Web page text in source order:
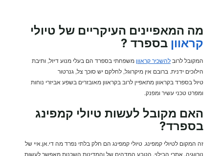
מה המאפיינים העיקריים של טיולי
קראוון בספרד ?
המקובל לרובלהשכיר קראוון משפחתי בספרד הם בעלי מנוע דיזל, ותיבת
הילוכים ידנית. ברובם אין מיקרוגל, לחלקם יש סוכך צל, גנרטור
טיול בספרד בקראוון מתאפיין לרוב בקראוון מאובזרים בשפע אביזרי נוחות
ומפרט טכני עשיר ומפנק.
האם מקובל לעשות טיולי קמפינג
בספרד?
זה המקום לטיולי קמפינג. טיולי קמפינג הם חלק בלתי נפרד מה די.אן.איי של
נורווגיה. אתרי הבילוי, הטבע המדהים של והמדינות השכנות מאפשר לעשות